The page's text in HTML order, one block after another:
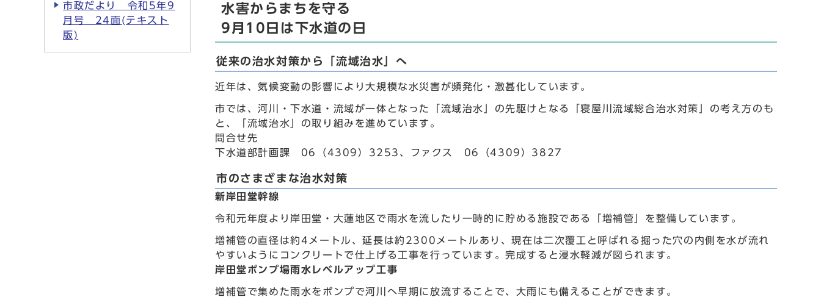
水害からまちを守る
9月10日は下水道の日
従来の治水対策から「流域治水」へ
近年は、気候変動の影響により大規模な水災害が頻発化・激甚化しています。
市では、河川・下水道・流域が一体となった「流域治水」の先駆けとなる「寝屋川流域総合治水対策」の考え方のも
と、「流域治水」の取り組みを進めています。
問合せ先
下水道部計画課 06（4309）3253、ファクス 06（4309）3827
市のさまざまな治水対策
新岸田堂幹線
令和元年度より岸田堂・大蓮地区で雨水を流したり一時的に貯める施設である「増補管」を整備しています。
増補管の直径は約4メートル、延長は約2300メートルあり、現在は二次覆工と呼ばれる掘った穴の内側を水が流れ
やすいようにコンクリートで仕上げる工事を行っています。完成すると浸水軽減が図られます。
岸田堂ポンプ場雨水レベルアップ工事
増補管で集めた雨水をポンプで河川へ早期に放流することで、大雨にも備えることができます。
市政だより 令和5年9
月号 24面(テキスト
版)